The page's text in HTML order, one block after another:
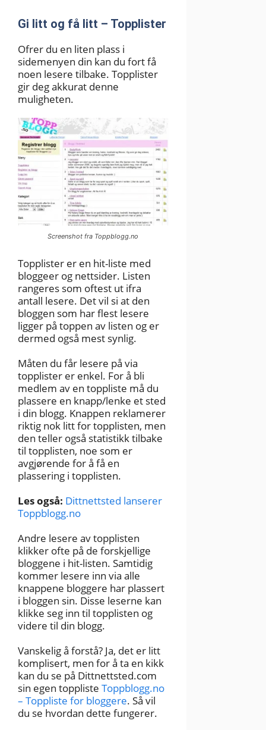
Gi litt og få litt – Topplister
Ofrer du en liten plass i
sidemenyen din kan du fort få
noen lesere tilbake. Topplister
gir deg akkurat denne
muligheten.
Screenshot fra Toppblogg.no
Topplister er en hit-liste med
bloggeer og nettsider. Listen
rangeres som oftest ut ifra
antall lesere. Det vil si at den
bloggen som har flest lesere
ligger på toppen av listen og er
dermed også mest synlig.
Måten du får lesere på via
topplister er enkel. For å bli
medlem av en toppliste må du
plassere en knapp/lenke et sted
i din blogg. Knappen reklamerer
riktig nok litt for topplisten, men
den teller også statistikk tilbake
til topplisten, noe som er
avgjørende for å få en
plassering i topplisten.
Les også: Dittnettsted lanserer
Toppblogg.no
Andre lesere av topplisten
klikker ofte på de forskjellige
bloggene i hit-listen. Samtidig
kommer lesere inn via alle
knappene bloggere har plassert
i bloggen sin. Disse leserne kan
klikke seg inn til topplisten og
videre til din blogg.
Vanskelig å forstå? Ja, det er litt
komplisert, men for å ta en kikk
kan du se på Dittnettsted.com
sin egen toppliste Toppblogg.no
– Toppliste for bloggere. Så vil
du se hvordan dette fungerer.